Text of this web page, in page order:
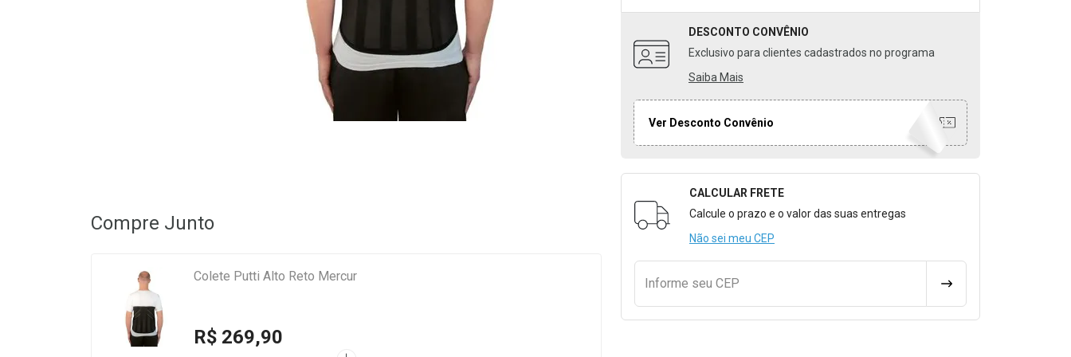
DESCONTO CONVÊNIO
Exclusivo para clientes cadastrados no programa
Saiba Mais
Ver Desconto Convênio
Formulário para Calcular o Frete
CALCULAR FRETE
Calcule o prazo e o valor das suas entregas
Não sei meu CEP
Informe seu CEP CALCULAR FRETE
Compre Junto
Colete Putti Alto Reto Mercur
R$ 269,90